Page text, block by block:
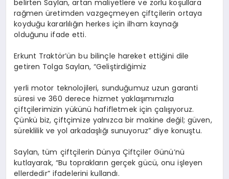
belirten Saylan, artan maliyetlere ve zorlu koşullara
rağmen üretimden vazgeçmeyen çiftçilerin ortaya
koyduğu kararlılığın herkes için ilham kaynağı
olduğunu ifade etti.
Erkunt Traktör’ün bu bilinçle hareket ettiğini dile
getiren Tolga Saylan, “Geliştirdiğimiz
yerli motor teknolojileri, sunduğumuz uzun garanti
süresi ve 360 derece hizmet yaklaşımımızla
çiftçilerimizin yükünü hafifletmek için çalışıyoruz.
Çünkü biz, çiftçimize yalnızca bir makine değil; güven,
süreklilik ve yol arkadaşlığı sunuyoruz” diye konuştu.
Saylan, tüm çiftçilerin Dünya Çiftçiler Günü’nü
kutlayarak, “Bu toprakların gerçek gücü, onu işleyen
ellerdedir” ifadelerini kullandı.